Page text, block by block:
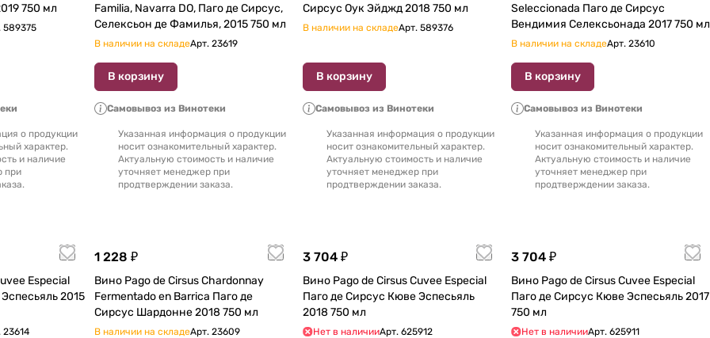
750 мл
589375
о продукции
характер.
и наличие
при
Familia, Navarra DO, Паго де Сирсус,
Селексьон де Фамилья, 2015 750 мл
В наличии на складеАрт. 23619
В корзину
Самовывоз из Винотеки
Указанная информация о продукции
носит ознакомительный характер.
Актуальную стоимость и наличие
уточняет менеджер при
продтверждении заказа.
Сирсус Оук Эйджд 2018 750 мл
В наличии на складеАрт. 589376
В корзину
Самовывоз из Винотеки
Указанная информация о продукции
носит ознакомительный характер.
Актуальную стоимость и наличие
уточняет менеджер при
продтверждении заказа.
Seleccionada Паго де Сирсус
Вендимия Селексьонада 2017 750 мл
В наличии на складеАрт. 23610
В корзину
Самовывоз из Винотеки
Указанная информация о продукции
носит ознакомительный характер.
Актуальную стоимость и наличие
уточняет менеджер при
продтверждении заказа.
Especial
2015
23614
1 228 ₽
Вино Pago de Cirsus Chardonnay
Fermentado en Barrica Паго де
Сирсус Шардонне 2018 750 мл
В наличии на складеАрт. 23609
3 704 ₽
Вино Pago de Cirsus Cuvee Especial
Паго де Сирсус Кюве Эспесьяль
2018 750 мл
Нет в наличииАрт. 625912
3 704 ₽
Вино Pago de Cirsus Cuvee Especial
Паго де Сирсус Кюве Эспесьяль 2017
750 мл
Нет в наличииАрт. 625911